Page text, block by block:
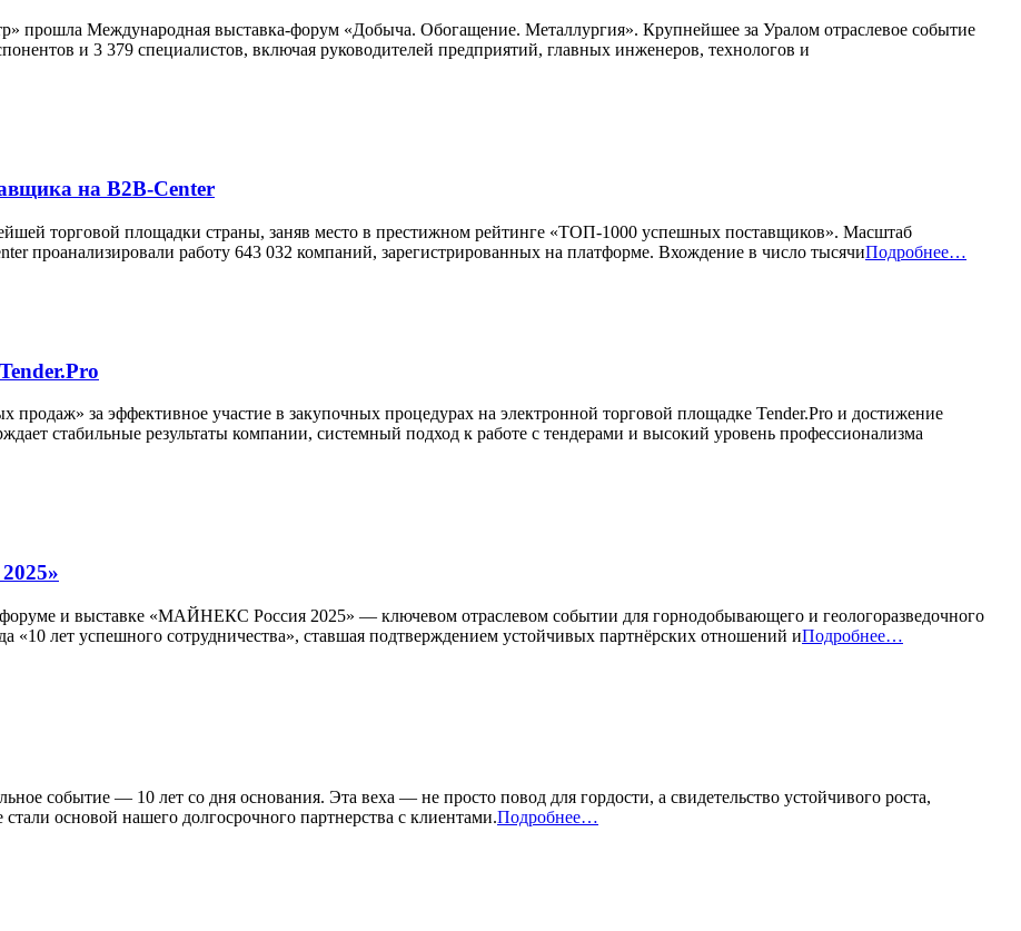
прошла Международная выставка-форум «Добыча. Обогащение. Металлургия». Крупнейшее за Уралом отраслевое событие
и 3 379 специалистов, включая руководителей предприятий, главных инженеров, технологов и
на B2B-Center
торговой площадки страны, заняв место в престижном рейтинге «ТОП-1000 успешных поставщиков». Масштаб
проанализировали работу 643 032 компаний, зарегистрированных на платформе. Вхождение в число тысячиПодробнее…
за эффективное участие в закупочных процедурах на электронной торговой площадке Tender.Pro и достижение
стабильные результаты компании, системный подход к работе с тендерами и высокий уровень профессионализма
и выставке «МАЙНЕКС Россия 2025» — ключевом отраслевом событии для горнодобывающего и геологоразведочного
«10 лет успешного сотрудничества», ставшая подтверждением устойчивых партнёрских отношений иПодробнее…
событие — 10 лет со дня основания. Эта веха — не просто повод для гордости, а свидетельство устойчивого роста,
основой нашего долгосрочного партнерства с клиентами.Подробнее…